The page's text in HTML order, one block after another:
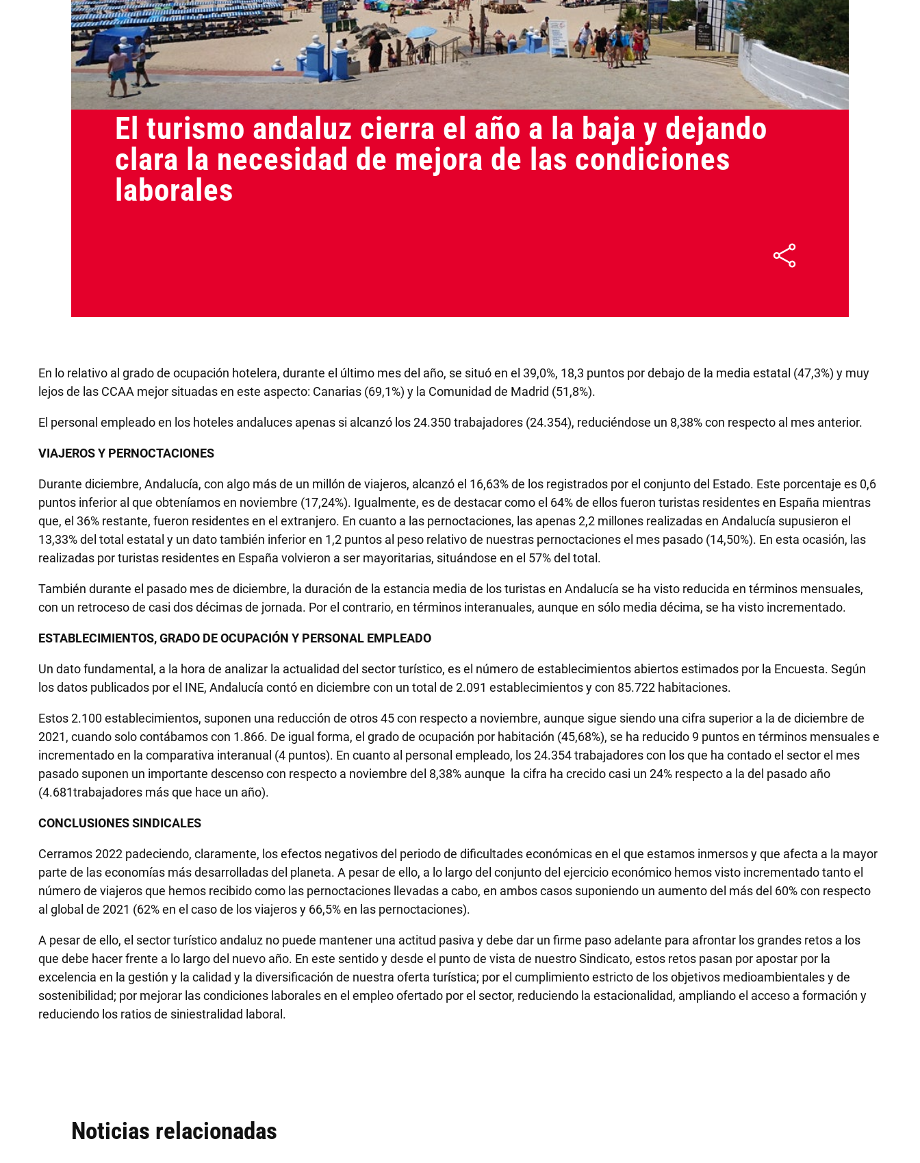
Actualidad 25/01/2023
El turismo andaluz cierra el año a la baja y dejando
clara la necesidad de mejora de las condiciones
laborales
En lo relativo al grado de ocupación hotelera, durante el último mes del año, se situó en el 39,0%, 18,3 puntos por debajo de la media estatal (47,3%) y muy
lejos de las CCAA mejor situadas en este aspecto: Canarias (69,1%) y la Comunidad de Madrid (51,8%).
El personal empleado en los hoteles andaluces apenas si alcanzó los 24.350 trabajadores (24.354), reduciéndose un 8,38% con respecto al mes anterior.
VIAJEROS Y PERNOCTACIONES
Durante diciembre, Andalucía, con algo más de un millón de viajeros, alcanzó el 16,63% de los registrados por el conjunto del Estado. Este porcentaje es 0,6
puntos inferior al que obteníamos en noviembre (17,24%). Igualmente, es de destacar como el 64% de ellos fueron turistas residentes en España mientras
que, el 36% restante, fueron residentes en el extranjero. En cuanto a las pernoctaciones, las apenas 2,2 millones realizadas en Andalucía supusieron el
13,33% del total estatal y un dato también inferior en 1,2 puntos al peso relativo de nuestras pernoctaciones el mes pasado (14,50%). En esta ocasión, las
realizadas por turistas residentes en España volvieron a ser mayoritarias, situándose en el 57% del total.
También durante el pasado mes de diciembre, la duración de la estancia media de los turistas en Andalucía se ha visto reducida en términos mensuales,
con un retroceso de casi dos décimas de jornada. Por el contrario, en términos interanuales, aunque en sólo media décima, se ha visto incrementado.
ESTABLECIMIENTOS, GRADO DE OCUPACIÓN Y PERSONAL EMPLEADO
Un dato fundamental, a la hora de analizar la actualidad del sector turístico, es el número de establecimientos abiertos estimados por la Encuesta. Según
los datos publicados por el INE, Andalucía contó en diciembre con un total de 2.091 establecimientos y con 85.722 habitaciones.
Estos 2.100 establecimientos, suponen una reducción de otros 45 con respecto a noviembre, aunque sigue siendo una cifra superior a la de diciembre de
2021, cuando solo contábamos con 1.866. De igual forma, el grado de ocupación por habitación (45,68%), se ha reducido 9 puntos en términos mensuales e
incrementado en la comparativa interanual (4 puntos). En cuanto al personal empleado, los 24.354 trabajadores con los que ha contado el sector el mes
pasado suponen un importante descenso con respecto a noviembre del 8,38% aunque la cifra ha crecido casi un 24% respecto a la del pasado año
(4.681trabajadores más que hace un año).
CONCLUSIONES SINDICALES
Cerramos 2022 padeciendo, claramente, los efectos negativos del periodo de dificultades económicas en el que estamos inmersos y que afecta a la mayor
parte de las economías más desarrolladas del planeta. A pesar de ello, a lo largo del conjunto del ejercicio económico hemos visto incrementado tanto el
número de viajeros que hemos recibido como las pernoctaciones llevadas a cabo, en ambos casos suponiendo un aumento del más del 60% con respecto
al global de 2021 (62% en el caso de los viajeros y 66,5% en las pernoctaciones).
A pesar de ello, el sector turístico andaluz no puede mantener una actitud pasiva y debe dar un firme paso adelante para afrontar los grandes retos a los
que debe hacer frente a lo largo del nuevo año. En este sentido y desde el punto de vista de nuestro Sindicato, estos retos pasan por apostar por la
excelencia en la gestión y la calidad y la diversificación de nuestra oferta turística; por el cumplimiento estricto de los objetivos medioambientales y de
sostenibilidad; por mejorar las condiciones laborales en el empleo ofertado por el sector, reduciendo la estacionalidad, ampliando el acceso a formación y
reduciendo los ratios de siniestralidad laboral.
Noticias relacionadas